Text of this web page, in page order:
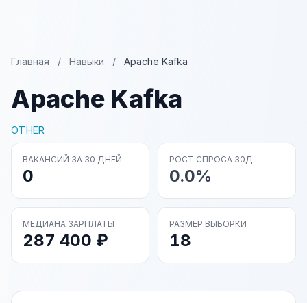
Главная / Навыки / Apache Kafka
Apache Kafka
OTHER
ВАКАНСИЙ ЗА 30 ДНЕЙ
0
РОСТ СПРОСА 30Д
0.0%
МЕДИАНА ЗАРПЛАТЫ
287 400 ₽
РАЗМЕР ВЫБОРКИ
18